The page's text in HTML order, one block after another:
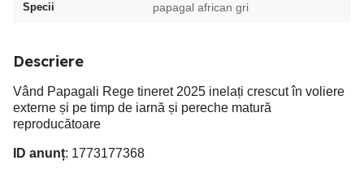
Specii papagal african gri
Descriere
Vând Papagali Rege tineret 2025 inelați crescut în voliere
externe și pe timp de iarnă și pereche matură
reproducătoare
ID anunț: 1773177368